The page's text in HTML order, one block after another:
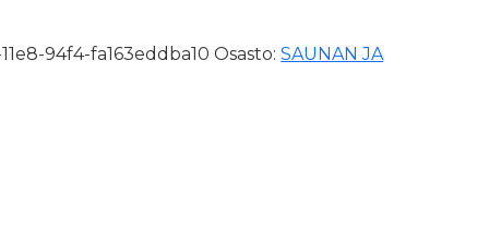
94f4-fa163eddba10 Osasto:SAUNAN JA